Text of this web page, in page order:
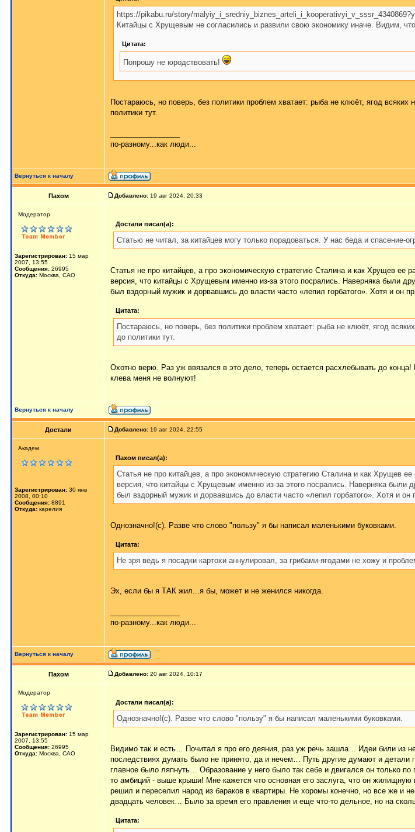
https://pikabu.ru/story/
Китайцы с Хрущевым не согласились и развили свою экономику иначе. Видим,
Цитата:
Попрошу не юродствовать!
Постараюсь, но поверь, без политики проблем хватает: рыба не клюёт, ягод
политики тут.
по-разному...как люди...
Вернуться к началу
Пахом Добавлено: 19 авг 2024, 20:33
Мoдератор
Зарегистрирован: 15 мар
2007, 13:55
Сообщения: 26995
Откуда: Москва, САО
Достали писал(а):
Статью не читал, за китайцев могу только порадоваться. У нас беда и спасение-
Статья не про китайцев, а про экономическую стратегию Сталина и как Хрущев ее
версия, что китайцы с Хрущевым именно из-за этого посрались. Наверняка были
был вздорный мужик и дорвавшись до власти часто «лепил горбатого». Хотя и он
Цитата:
Постараюсь, но поверь, без политики проблем хватает: рыба не клюёт, ягод
до политики тут.
Охотно верю. Раз уж ввязался в это дело, теперь остается расхлебывать до
клева меня не волнуют!
Вернуться к началу
Достали Добавлено: 19 авг 2024, 22:55
Академ.
Зарегистрирован: 30 янв
2008, 00:10
Сообщения: 8891
Откуда: карелия
Пахом писал(а):
Статья не про китайцев, а про экономическую стратегию Сталина и как Хрущев
версия, что китайцы с Хрущевым именно из-за этого посрались. Наверняка были
был вздорный мужик и дорвавшись до власти часто «лепил горбатого». Хотя и он
Однозначно!(с). Разве что слово "пользу" я бы написал маленькими буковками.
Цитата:
Не зря ведь я посадки картохи аннулировал, за грибами-ягодами не хожу и
Эх, если бы я ТАК жил...я бы, может и не женился никогда.
по-разному...как люди...
Вернуться к началу
Пахом Добавлено: 20 авг 2024, 10:17
Мoдератор
Зарегистрирован: 15 мар
2007, 13:55
Сообщения: 26995
Откуда: Москва, САО
Достали писал(а):
Однозначно!(с). Разве что слово "пользу" я бы написал маленькими буковками.
Видимо так и есть… Почитал я про его деяния, раз уж речь зашла… Идеи били из
последствиях думать было не принято, да и нечем… Путь другие думают и детали
главное было ляпнуть… Образование у него было так себе и двигался он только
то амбиций - выше крыши! Мне кажется что основная его заслуга, что он жилищную
решил и переселил народ из бараков в квартиры. Не хоромы конечно, но все же и
двадцать человек… Было за время его правления и еще что-то дельное, но на
Цитата: